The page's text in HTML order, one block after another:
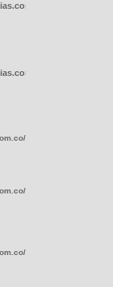
wp-
wp-
wp-
wp-
wp-